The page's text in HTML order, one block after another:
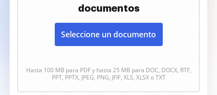
documentos
Seleccione un documento
Hasta 100 MB para PDF y hasta 25 MB para DOC, DOCX, RTF,
PPT, PPTX, JPEG, PNG, JFIF, XLS, XLSX o TXT